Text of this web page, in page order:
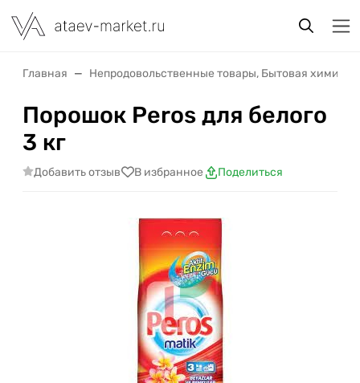
Главная Непродовольственные товары, Бытовая химия
Порошок Peros для белого
3 кг
Добавить отзыв В избранное Поделиться